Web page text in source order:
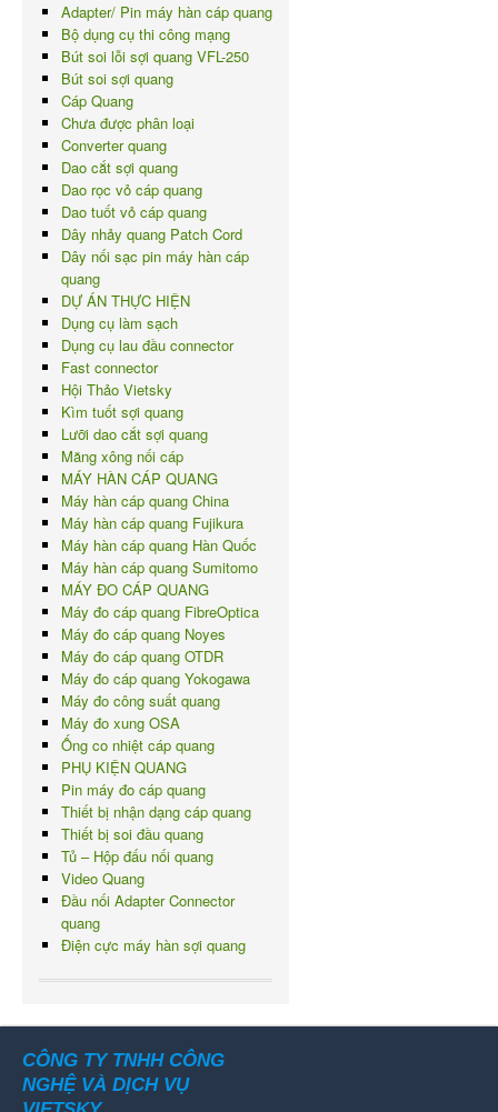
Adapter/ Pin máy hàn cáp quang
Bộ dụng cụ thi công mạng
Bút soi lỗi sợi quang VFL-250
Bút soi sợi quang
Cáp Quang
Chưa được phân loại
Converter quang
Dao cắt sợi quang
Dao rọc vỏ cáp quang
Dao tuốt vỏ cáp quang
Dây nhảy quang Patch Cord
Dây nối sạc pin máy hàn cáp
quang
DỰ ÁN THỰC HIỆN
Dụng cụ làm sạch
Dụng cụ lau đầu connector
Fast connector
Hội Thảo Vietsky
Kìm tuốt sợi quang
Lưỡi dao cắt sợi quang
Măng xông nối cáp
MÁY HÀN CÁP QUANG
Máy hàn cáp quang China
Máy hàn cáp quang Fujikura
Máy hàn cáp quang Hàn Quốc
Máy hàn cáp quang Sumitomo
MÁY ĐO CÁP QUANG
Máy đo cáp quang FibreOptica
Máy đo cáp quang Noyes
Máy đo cáp quang OTDR
Máy đo cáp quang Yokogawa
Máy đo công suất quang
Máy đo xung OSA
Ống co nhiệt cáp quang
PHỤ KIỆN QUANG
Pin máy đo cáp quang
Thiết bị nhận dạng cáp quang
Thiết bị soi đầu quang
Tủ – Hộp đấu nối quang
Video Quang
Đầu nối Adapter Connector
quang
Điện cực máy hàn sợi quang
CÔNG TY TNHH CÔNG
NGHỆ VÀ DỊCH VỤ